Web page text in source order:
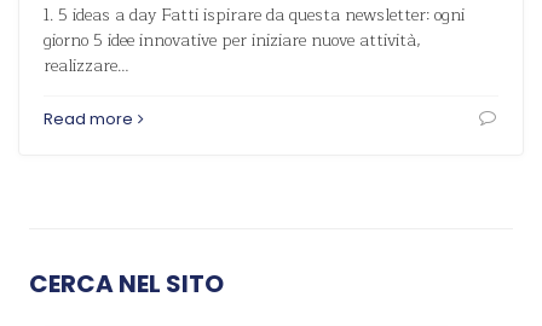
1. 5 ideas a day Fatti ispirare da questa newsletter: ogni
giorno 5 idee innovative per iniziare nuove attività,
realizzare…
Read more
CERCA NEL SITO